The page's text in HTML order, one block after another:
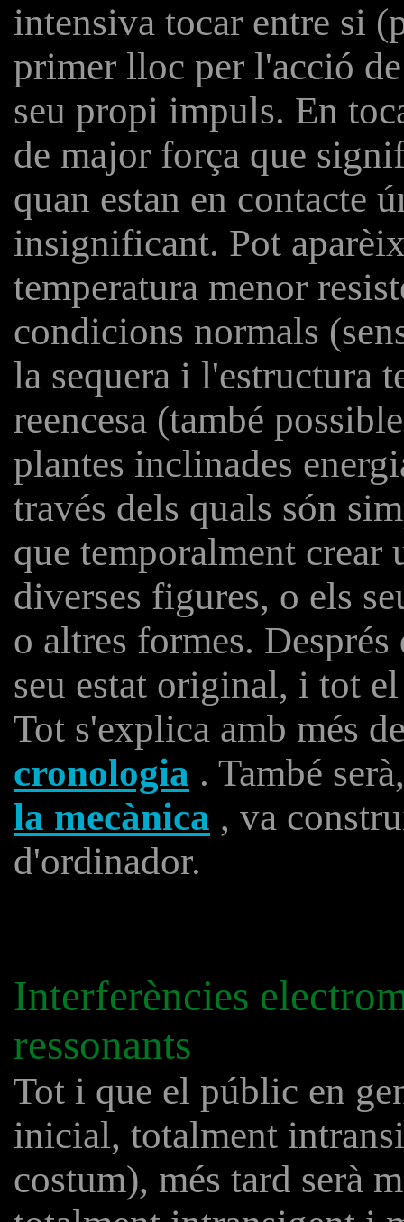
intensiva tocar entre si
primer lloc per l'acció
seu propi impuls. En
de major força que
quan estan en contacte
insignificant. Pot
temperatura menor
condicions normals
la sequera i l'estructura
reencesa (també
plantes inclinades
través dels quals són
que temporalment crear
diverses figures, o els
o altres formes.
seu estat original, i tot
Tot s'explica amb més
cronologia . També
la mecànica , va
d'ordinador.
Interferències
ressonants
Tot i que el públic en
inicial, totalment
costum), més tard serà